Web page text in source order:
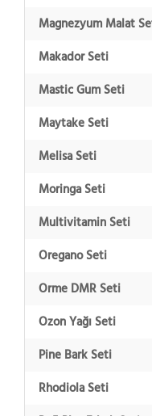
Magnezyum Malat
Makador Seti
Mastic Gum Seti
Maytake Seti
Melisa Seti
Moringa Seti
Multivitamin Seti
Oregano Seti
Orme DMR Seti
Ozon Yağı Seti
Pine Bark Seti
Rhodiola Seti